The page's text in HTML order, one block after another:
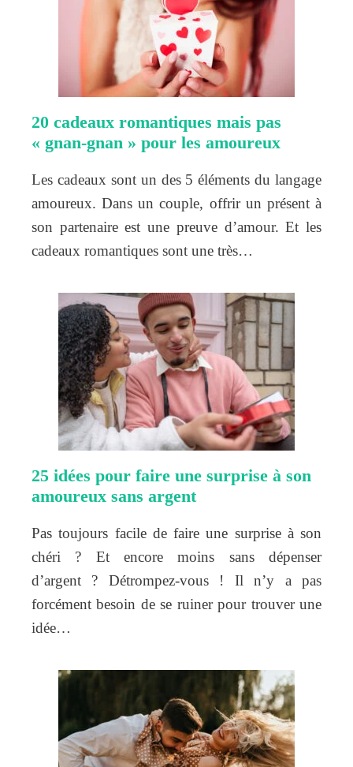
20 cadeaux romantiques mais pas
« gnan-gnan » pour les amoureux
Les cadeaux sont un des 5 éléments du langage
amoureux. Dans un couple, offrir un présent à
son partenaire est une preuve d’amour. Et les
cadeaux romantiques sont une très…
25 idées pour faire une surprise à son
amoureux sans argent
Pas toujours facile de faire une surprise à son
chéri ? Et encore moins sans dépenser
d’argent ? Détrompez-vous ! Il n’y a pas
forcément besoin de se ruiner pour trouver une
idée…